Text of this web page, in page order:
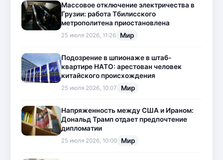
Массовое отключение электричества в
Грузии: работа Тбилисского
метрополитена приостановлена
25 июля 2026, 11:26 Мир
Подозрение в шпионаже в штаб-
квартире НАТО: арестован человек
китайского происхождения
25 июля 2026, 10:07 Мир
Напряженность между США и Ираном:
Дональд Трамп отдает предпочтение
дипломатии
25 июля 2026, 10:00 Мир